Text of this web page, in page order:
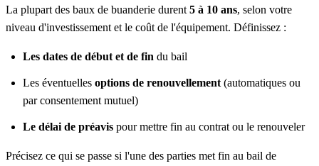
La plupart des baux de buanderie durent 5 à 10 ans, selon votre
niveau d'investissement et le coût de l'équipement. Définissez :
Les dates de début et de fin du bail
Les éventuelles options de renouvellement (automatiques ou
par consentement mutuel)
Le délai de préavis pour mettre fin au contrat ou le renouveler
Précisez ce qui se passe si l'une des parties met fin au bail de